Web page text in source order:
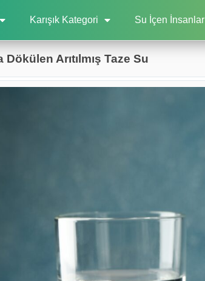
Karışık Kategori Su İçen İnsanlar
Arıtılmış Taze Su